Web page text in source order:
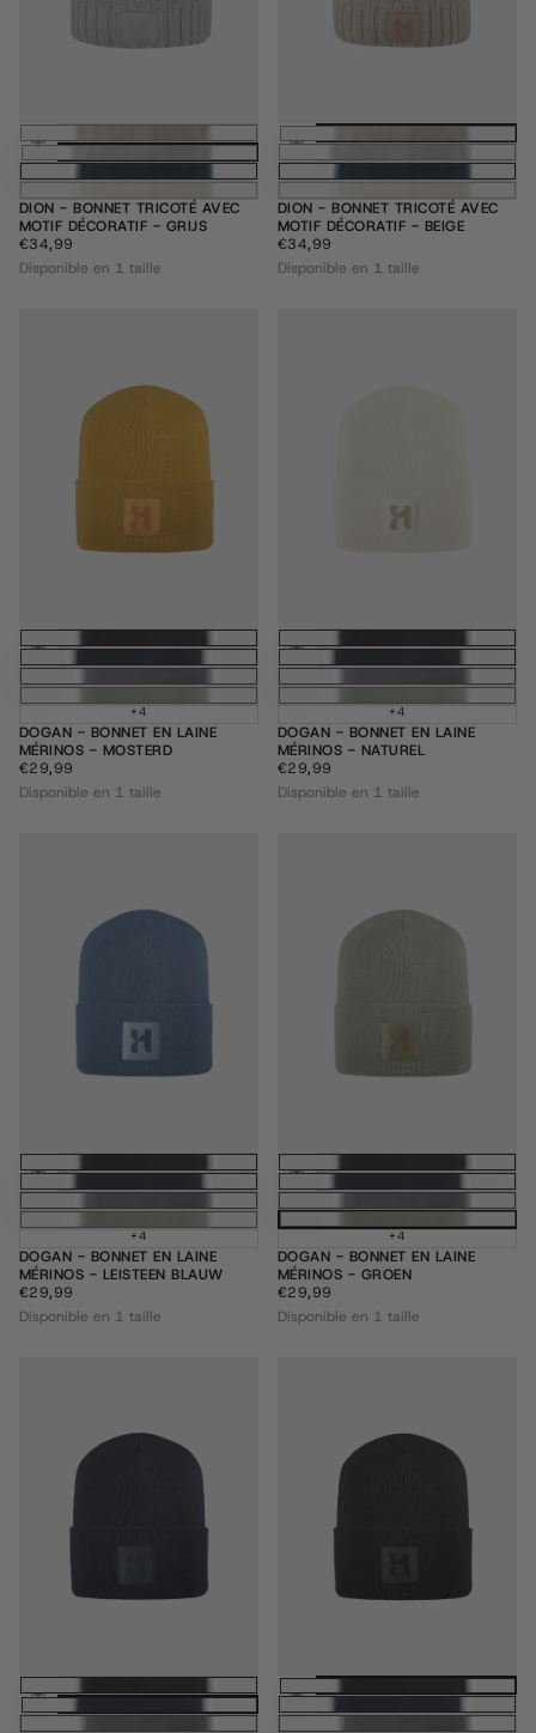
Ajouter au panier
DION - BONNET TRICOTÉ AVEC
MOTIF DÉCORATIF - GRIJS
€34,99
PRIX
RÉGULIER
€34,99
Disponible en 1 taille
Ajouter au
DION - BONNET TRICOTÉ AVEC
MOTIF DÉCORATIF - BEIGE
€34,99
PRIX
RÉGULIER
€34,99
Disponible en 1 taille
Ajouter au panier
+4
DOGAN - BONNET EN LAINE
MÉRINOS - MOSTERD
€29,99
PRIX
RÉGULIER
€29,99
Disponible en 1 taille
Ajouter au
+4
DOGAN - BONNET EN LAINE
MÉRINOS - NATUREL
€29,99
PRIX
RÉGULIER
€29,99
Disponible en 1 taille
Ajouter au panier
+4
DOGAN - BONNET EN LAINE
MÉRINOS - LEISTEEN BLAUW
€29,99
PRIX
RÉGULIER
€29,99
Disponible en 1 taille
Ajouter au
+4
DOGAN - BONNET EN LAINE
MÉRINOS - GROEN
€29,99
PRIX
RÉGULIER
€29,99
Disponible en 1 taille
Ajouter au panier Ajouter au